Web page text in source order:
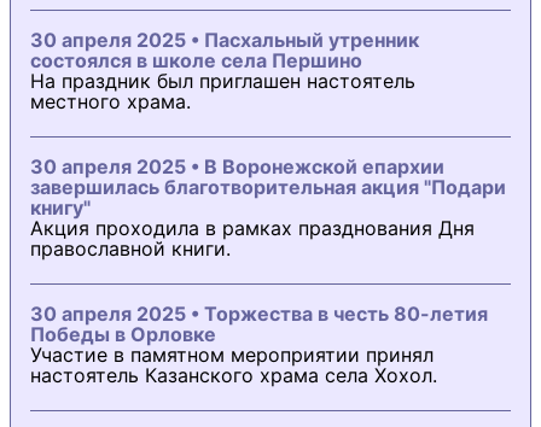
30 апреля 2025 • Пасхальный утренник
состоялся в школе села Першино
На праздник был приглашен настоятель
местного храма.
30 апреля 2025 • В Воронежской епархии
завершилась благотворительная акция "Подари
книгу"
Акция проходила в рамках празднования Дня
православной книги.
30 апреля 2025 • Торжества в честь 80-летия
Победы в Орловке
Участие в памятном мероприятии принял
настоятель Казанского храма села Хохол.